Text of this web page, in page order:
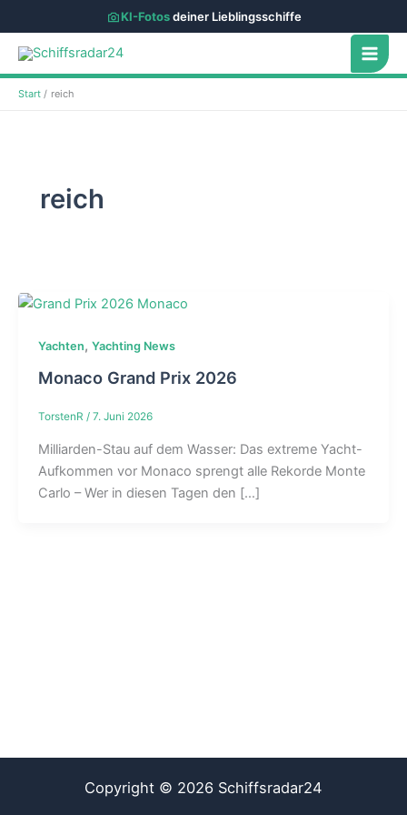
KI-Fotosdeiner Lieblingsschiffe
Zum
Inhalt
springen
Start reich
reich
Yachten, Yachting News
Monaco Grand Prix 2026
TorstenR / 7. Juni 2026
Milliarden-Stau auf dem Wasser: Das extreme Yacht-
Aufkommen vor Monaco sprengt alle Rekorde Monte
Carlo – Wer in diesen Tagen den […]
Copyright © 2026 Schiffsradar24